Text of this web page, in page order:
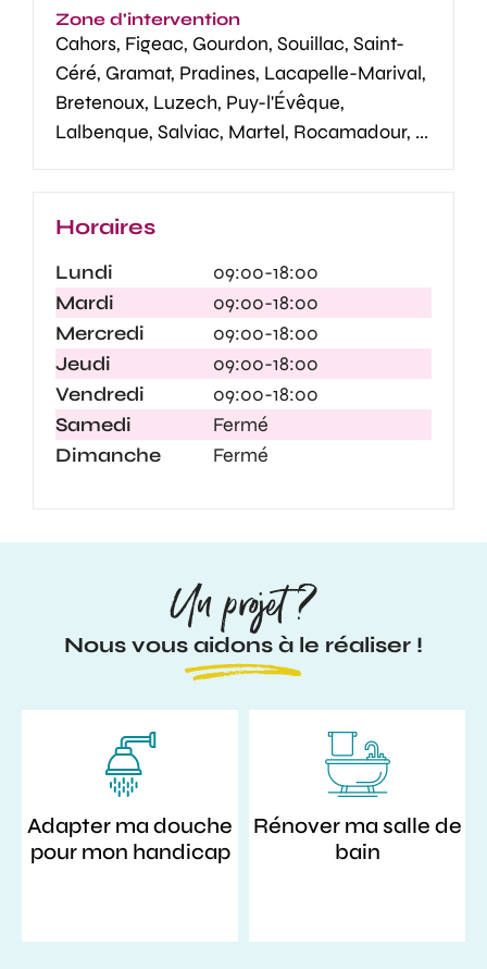
Zone d'intervention
Cahors, Figeac, Gourdon, Souillac, Saint-
Céré, Gramat, Pradines, Lacapelle-Marival,
Bretenoux, Luzech, Puy-l'Évêque,
Lalbenque, Salviac, Martel, Rocamadour, ...
Horaires
Lundi
09:00-18:00
Mardi
09:00-18:00
Mercredi
09:00-18:00
Jeudi
09:00-18:00
Vendredi
09:00-18:00
Samedi
Fermé
Dimanche
Fermé
Un projet ?
Nous vous aidons à le réaliser !
Adapter ma douche
pour mon handicap
Rénover ma salle de
bain